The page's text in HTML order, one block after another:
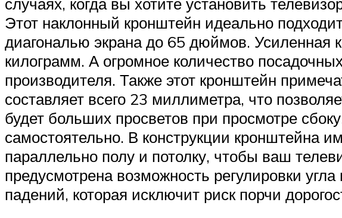
Этот наклонный кронштейн идеально
диагональю экрана до 65 дюймов. Усиленная
килограмм. А огромное количество
производителя. Также этот кронштейн
составляет всего 23 миллиметра, что
будет больших просветов при просмотре
самостоятельно. В конструкции кронштейна
параллельно полу и потолку, чтобы ваш
предусмотрена возможность регулировки
падений, которая исключит риск порчи